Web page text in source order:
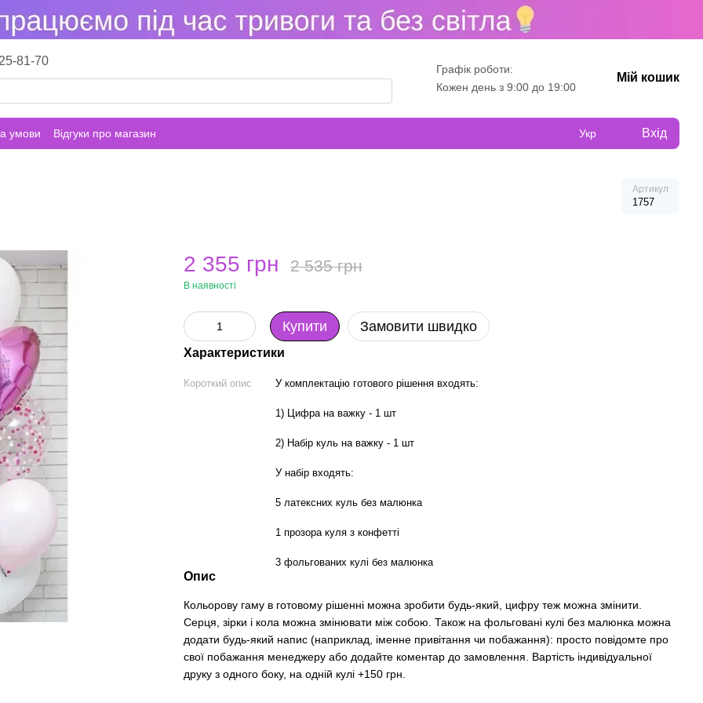
81-70
Графік роботи:
Кожен день з 9:00 до 19:00
Мій кошик
умови Відгуки про магазин Укр Вхід
Артикул
1757
2 355 грн 2 535 грн
В наявності
Купити Замовити швидко
Характеристики
Короткий опис У комплектацію готового рішення входять:
1) Цифра на важку - 1 шт
2) Набір куль на важку - 1 шт
У набір входять:
5 латексних куль без малюнка
1 прозора куля з конфетті
3 фольгованих кулі без малюнка
Опис
Кольорову гаму в готовому рішенні можна зробити будь-який, цифру теж можна змінити.
Серця, зірки і кола можна змінювати між собою. Також на фольговані кулі без малюнка можна
додати будь-який напис (наприклад, іменне привітання чи побажання): просто повідомте про
свої побажання менеджеру або додайте коментар до замовлення. Вартість індивідуальної
друку з одного боку, на одній кулі +150 грн.